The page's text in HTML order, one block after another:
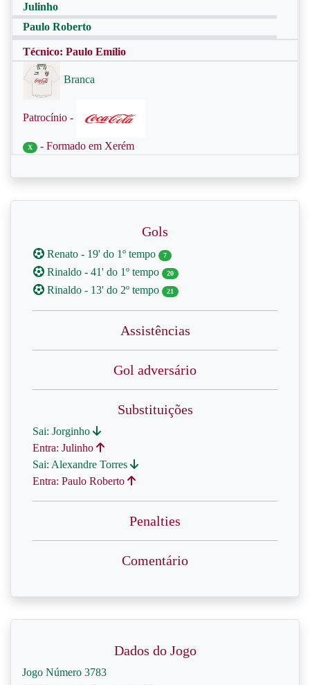
Julinho
Paulo Roberto
Técnico: Paulo Emílio
Branca
Patrocínio -
X - Formado em Xerém
Gols
Renato - 19' do 1º tempo 7
Rinaldo - 41' do 1º tempo 20
Rinaldo - 13' do 2º tempo 21
Assistências
Gol adversário
Substituições
Sai: Jorginho
Entra: Julinho
Sai: Alexandre Torres
Entra: Paulo Roberto
Penalties
Comentário
Dados do Jogo
Jogo Número 3783